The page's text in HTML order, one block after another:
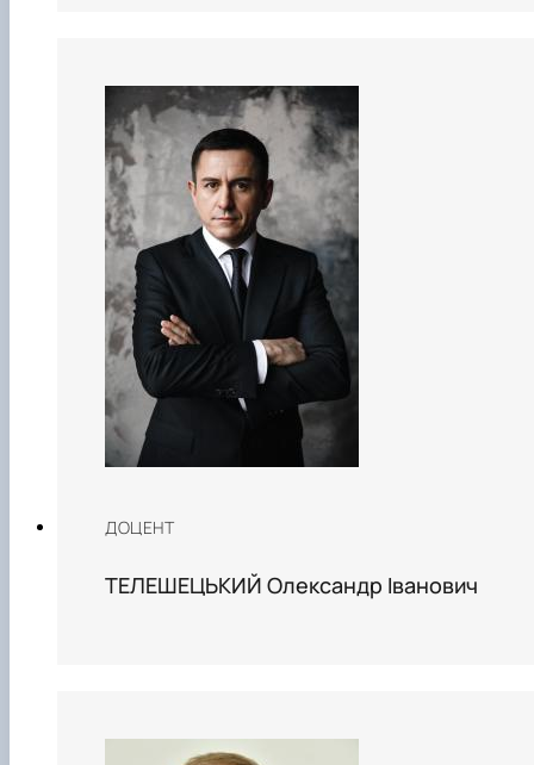
ДОЦЕНТ
ТЕЛЕШЕЦЬКИЙ Олександр Іванович